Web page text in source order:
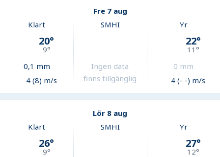
Fre 7 aug
Klart
20°
9°
0,1 mm
4 (8) m/s
SMHI
Ingen data
finns tillgänglig
Yr
22°
11°
0 mm
4 (- -) m/s
Lör 8 aug
Klart
26°
9°
SMHI Yr
27°
12°